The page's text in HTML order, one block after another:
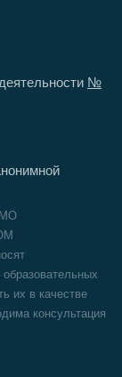
№
их в качестве
консультация